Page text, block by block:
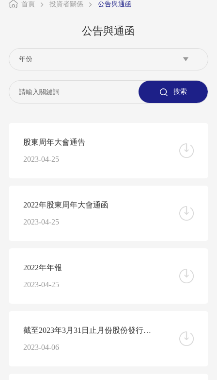
首頁 投資者關係 公告與通函
公告與通函
股東周年大會通告
2023-04-25
2022年股東周年大會通函
2023-04-25
2022年年報
2023-04-25
截至2023年3月31日止月份股份發行人的證券變動月報表
2023-04-06